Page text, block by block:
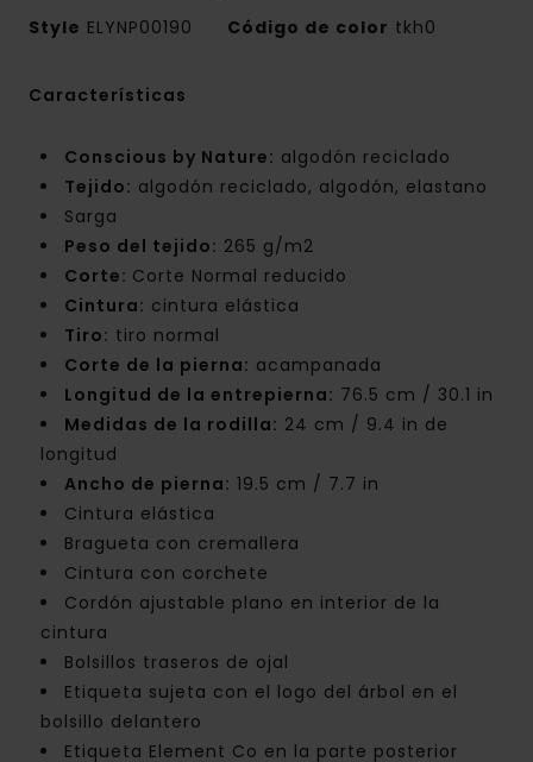
Style ELYNP00190 Código de color tkh0
Características
Conscious by Nature: algodón reciclado
Tejido: algodón reciclado, algodón, elastano
Sarga
Peso del tejido: 265 g/m2
Corte: Corte Normal reducido
Cintura: cintura elástica
Tiro: tiro normal
Corte de la pierna: acampanada
Longitud de la entrepierna: 76.5 cm / 30.1 in
Medidas de la rodilla: 24 cm / 9.4 in de
longitud
Ancho de pierna: 19.5 cm / 7.7 in
Cintura elástica
Bragueta con cremallera
Cintura con corchete
Cordón ajustable plano en interior de la
cintura
Bolsillos traseros de ojal
Etiqueta sujeta con el logo del árbol en el
bolsillo delantero
Etiqueta Element Co en la parte posterior